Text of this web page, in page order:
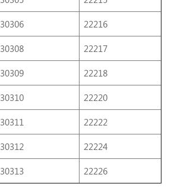
30306 22216
30308 22217
30309 22218
30310 22220
30311 22222
30312 22224
30313 22226